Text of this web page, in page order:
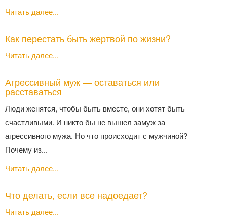
Читать далее...
Как перестать быть жертвой по жизни?
Читать далее...
Агрессивный муж — оставаться или
расставаться
Люди женятся, чтобы быть вместе, они хотят быть
счастливыми. И никто бы не вышел замуж за
агрессивного мужа. Но что происходит с мужчиной?
Почему из...
Читать далее...
Что делать, если все надоедает?
Читать далее...